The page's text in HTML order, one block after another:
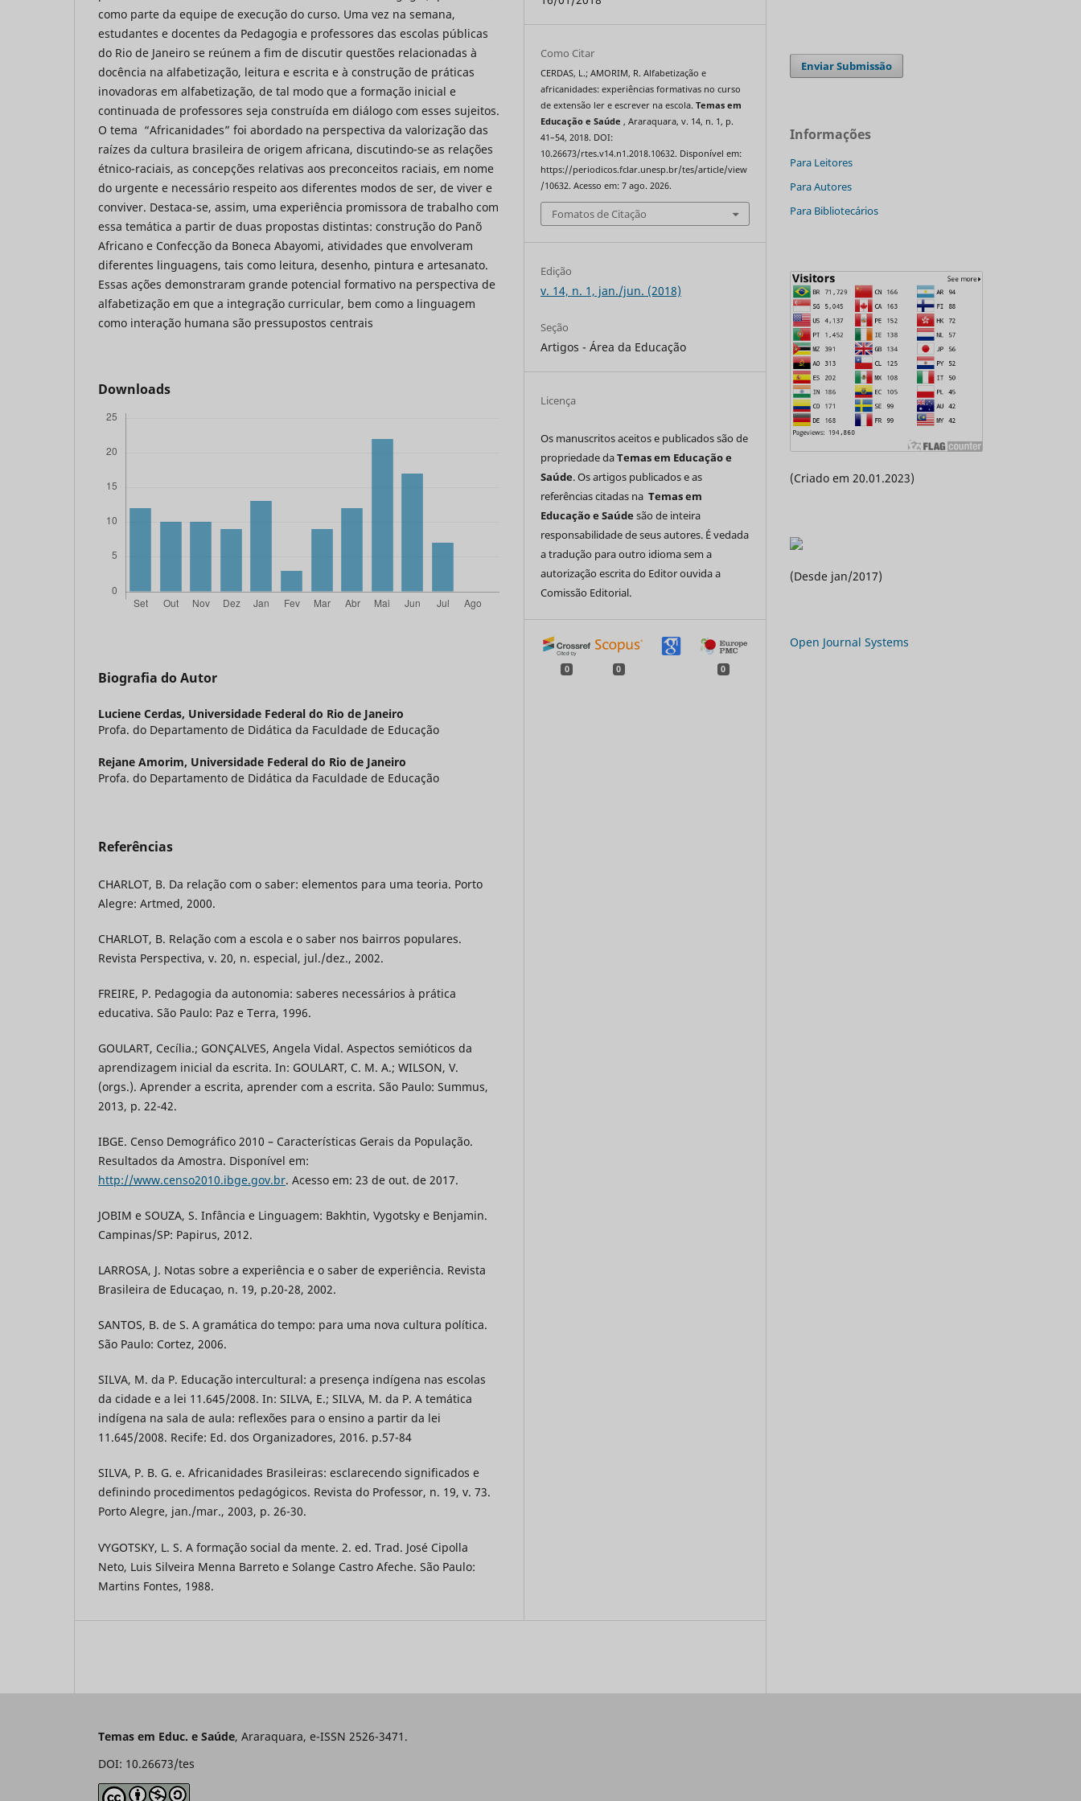
como parte da equipe de execução do curso. Uma vez na semana,
estudantes e docentes da Pedagogia e professores das escolas públicas
do Rio de Janeiro se reúnem a fim de discutir questões relacionadas à
docência na alfabetização, leitura e escrita e à construção de práticas
inovadoras em alfabetização, de tal modo que a formação inicial e
continuada de professores seja construída em diálogo com esses sujeitos.
O tema “Africanidades” foi abordado na perspectiva da valorização das
raízes da cultura brasileira de origem africana, discutindo-se as relações
étnico-raciais, as concepções relativas aos preconceitos raciais, em nome
do urgente e necessário respeito aos diferentes modos de ser, de viver e
conviver. Destaca-se, assim, uma experiência promissora de trabalho com
essa temática a partir de duas propostas distintas: construção do Panõ
Africano e Confecção da Boneca Abayomi, atividades que envolveram
diferentes linguagens, tais como leitura, desenho, pintura e artesanato.
Essas ações demonstraram grande potencial formativo na perspectiva de
alfabetização em que a integração curricular, bem como a linguagem
como interação humana são pressupostos centrais
Downloads
Biografia do Autor
Luciene Cerdas, Universidade Federal do Rio de Janeiro
Profa. do Departamento de Didática da Faculdade de Educação
Rejane Amorim, Universidade Federal do Rio de Janeiro
Profa. do Departamento de Didática da Faculdade de Educação
Referências
CHARLOT, B. Da relação com o saber: elementos para uma teoria. Porto
Alegre: Artmed, 2000.
CHARLOT, B. Relação com a escola e o saber nos bairros populares.
Revista Perspectiva, v. 20, n. especial, jul./dez., 2002.
FREIRE, P. Pedagogia da autonomia: saberes necessários à prática
educativa. São Paulo: Paz e Terra, 1996.
GOULART, Cecília.; GONÇALVES, Angela Vidal. Aspectos semióticos da
aprendizagem inicial da escrita. In: GOULART, C. M. A.; WILSON, V.
(orgs.). Aprender a escrita, aprender com a escrita. São Paulo: Summus,
2013, p. 22-42.
IBGE. Censo Demográfico 2010 – Características Gerais da População.
Resultados da Amostra. Disponível em:
http://www.censo2010.ibge.gov.br. Acesso em: 23 de out. de 2017.
JOBIM e SOUZA, S. Infância e Linguagem: Bakhtin, Vygotsky e Benjamin.
Campinas/SP: Papirus, 2012.
LARROSA, J. Notas sobre a experiência e o saber de experiência. Revista
Brasileira de Educaçao, n. 19, p.20-28, 2002.
SANTOS, B. de S. A gramática do tempo: para uma nova cultura política.
São Paulo: Cortez, 2006.
SILVA, M. da P. Educação intercultural: a presença indígena nas escolas
da cidade e a lei 11.645/2008. In: SILVA, E.; SILVA, M. da P. A temática
indígena na sala de aula: reflexões para o ensino a partir da lei
11.645/2008. Recife: Ed. dos Organizadores, 2016. p.57-84
SILVA, P. B. G. e. Africanidades Brasileiras: esclarecendo significados e
definindo procedimentos pedagógicos. Revista do Professor, n. 19, v. 73.
Porto Alegre, jan./mar., 2003, p. 26-30.
VYGOTSKY, L. S. A formação social da mente. 2. ed. Trad. José Cipolla
Neto, Luis Silveira Menna Barreto e Solange Castro Afeche. São Paulo:
Martins Fontes, 1988.
Como Citar
CERDAS, L.; AMORIM, R. Alfabetização e
africanidades: experiências formativas no curso
de extensão ler e escrever na escola.Temas em
Educação e Saúde, Araraquara, v. 14, n. 1, p.
41–54, 2018. DOI:
10.26673/rtes.v14.n1.2018.10632. Disponível em:
https://periodicos.fclar.unesp.br/tes/article/view
/10632. Acesso em: 7 ago. 2026.
Fomatos de Citação
Edição
v. 14, n. 1, jan./jun. (2018)
Seção
Artigos - Área da Educação
Licença
Os manuscritos aceitos e publicados são de
propriedade daTemas em Educação e
Saúde. Os artigos publicados e as
referências citadas naTemas em
Educação e Saúde são de inteira
responsabilidade de seus autores. É vedada
a tradução para outro idioma sem a
autorização escrita do Editor ouvida a
Comissão Editorial.
0 0 0
Enviar Submissão
Informações
Para Leitores
Para Autores
Para Bibliotecários
(Criado em 20.01.2023)
(Desde jan/2017)
Open Journal Systems
Temas em Educ. e Saúde, Araraquara, e-ISSN 2526-3471.
DOI: 10.26673/tes